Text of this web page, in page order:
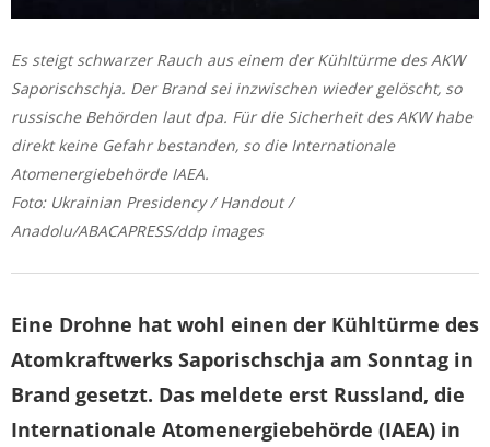
Es steigt schwarzer Rauch aus einem der Kühltürme des AKW
Saporischschja. Der Brand sei inzwischen wieder gelöscht, so
russische Behörden laut dpa. Für die Sicherheit des AKW habe
direkt keine Gefahr bestanden, so die Internationale
Atomenergiebehörde IAEA.
Foto: Ukrainian Presidency / Handout /
Anadolu/ABACAPRESS/ddp images
Eine Drohne hat wohl einen der Kühltürme des
Atomkraftwerks Saporischschja am Sonntag in
Brand gesetzt. Das meldete erst Russland, die
Internationale Atomenergiebehörde (IAEA) in